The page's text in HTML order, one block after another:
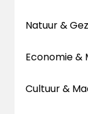
Natuur &
Economie &
Cultuur &